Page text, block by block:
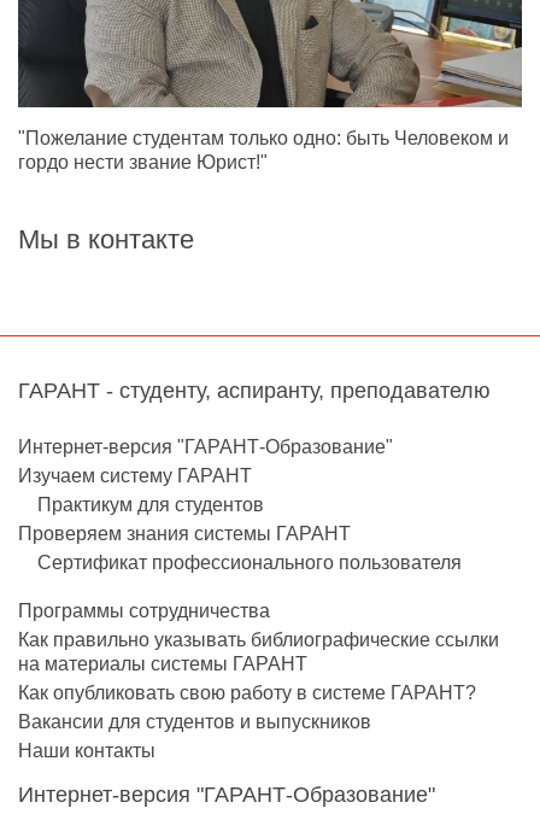
"Пожелание студентам только одно: быть Человеком и
гордо нести звание Юрист!"
Мы в контакте
ГАРАНТ - студенту, аспиранту, преподавателю
Интернет-версия "ГАРАНТ-Образование"
Изучаем систему ГАРАНТ
Практикум для студентов
Проверяем знания системы ГАРАНТ
Сертификат профессионального пользователя
Программы сотрудничества
Как правильно указывать библиографические ссылки
на материалы системы ГАРАНТ
Как опубликовать свою работу в системе ГАРАНТ?
Вакансии для студентов и выпускников
Наши контакты
Интернет-версия "ГАРАНТ-Образование"